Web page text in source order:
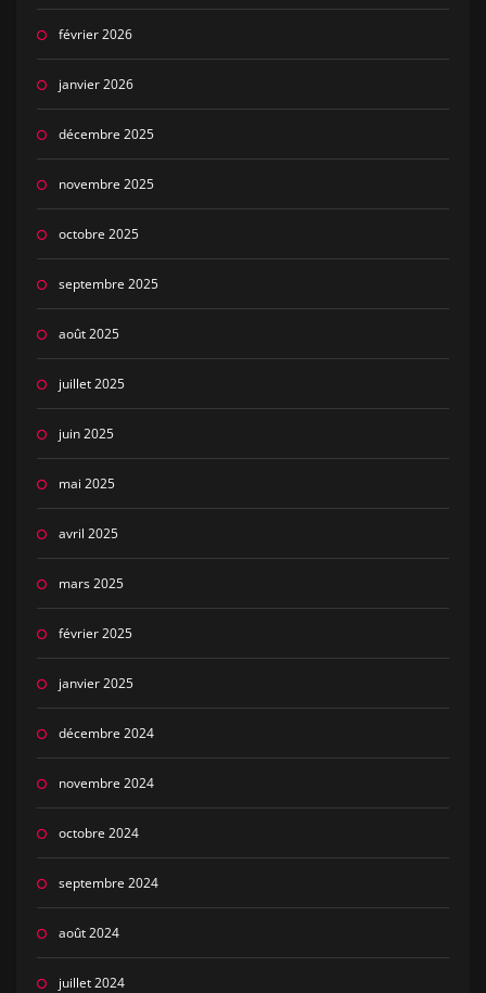
février 2026
janvier 2026
décembre 2025
novembre 2025
octobre 2025
septembre 2025
août 2025
juillet 2025
juin 2025
mai 2025
avril 2025
mars 2025
février 2025
janvier 2025
décembre 2024
novembre 2024
octobre 2024
septembre 2024
août 2024
juillet 2024